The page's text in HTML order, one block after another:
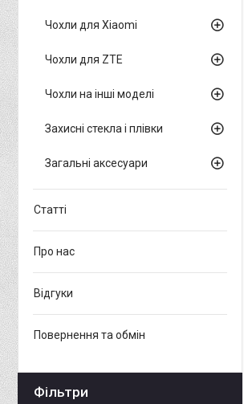
Чохли для Xiaomi
Чохли для ZTE
Чохли на інші моделі
Захисні стекла і плівки
Загальні аксесуари
Статті
Про нас
Відгуки
Повернення та обмін
Фільтри